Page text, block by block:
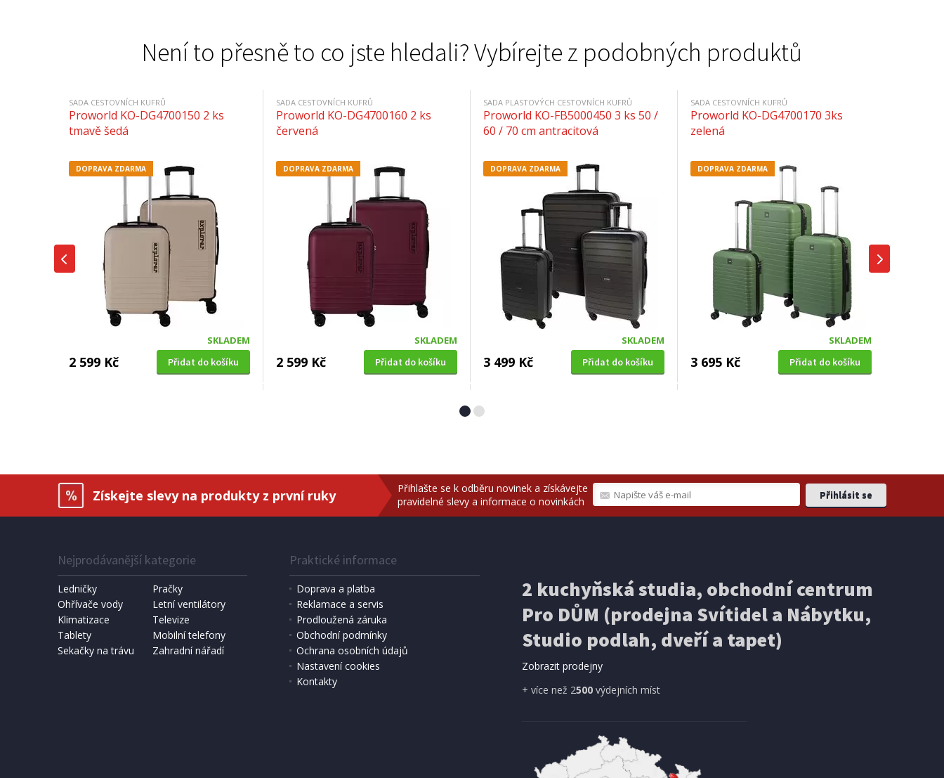
Není to přesně to co jste hledali? Vybírejte z podobných produktů
SADA CESTOVNÍCH KUFRŮ
Proworld KO-DG4700150 2 ks
tmavě šedá
DOPRAVA ZDARMA
SKLADEM
2 599 Kč Přidat do košíku
SADA CESTOVNÍCH KUFRŮ
Proworld KO-DG4700160 2 ks
červená
DOPRAVA ZDARMA
SKLADEM
2 599 Kč Přidat do košíku
SADA PLASTOVÝCH CESTOVNÍCH KUFRŮ
Proworld KO-FB5000450 3 ks 50 /
60 / 70 cm antracitová
DOPRAVA ZDARMA
SKLADEM
3 499 Kč Přidat do košíku
SADA CESTOVNÍCH KUFRŮ
Proworld KO-DG4700170 3ks
zelená
DOPRAVA ZDARMA
SKLADEM
3 695 Kč Přidat do košíku
SKLADEM
2 999 Kč Přidat do košíku 3 295 Kč Přidat do košíku
Excellent KO-K12200230 na
SKLADEM
Získejte slevy na produkty z první ruky
Přihlašte se k odběru novinek a získávejte
pravidelné slevy a informace o novinkách
Nejprodávanější kategorie
Ledničky
Pračky
Ohřívače vody
Letní ventilátory
Klimatizace
Televize
Tablety
Mobilní telefony
Sekačky na trávu
Zahradní nářadí
Praktické informace
Doprava a platba
Reklamace a servis
Prodloužená záruka
Obchodní podmínky
Ochrana osobních údajů
Nastavení cookies
Kontakty
2 kuchyňská studia, obchodní centrum
Pro DŮM (prodejna Svítidel a Nábytku,
Studio podlah, dveří a tapet)
Zobrazit prodejny
+ více než 2500výdejních míst